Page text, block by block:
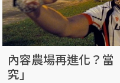
內容農場再進化？
究」